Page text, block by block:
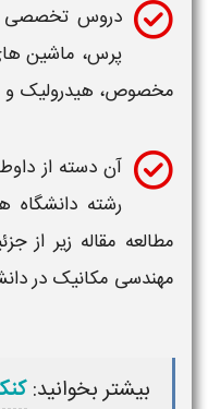
دروس تخصصی
پرس، ماشین
مخصوص، هیدرولیک و
آن دسته از
رشتهدانشگاه
مطالعه مقاله زیر از
مهندسی مکانیک در
بیشتر بخوانید: